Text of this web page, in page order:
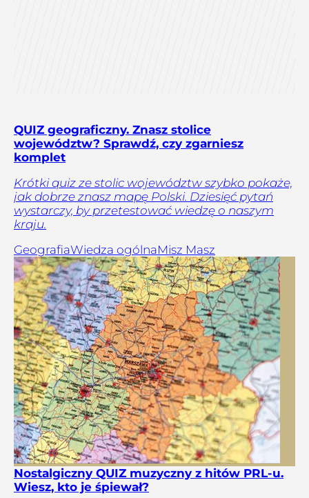
QUIZ geograficzny. Znasz stolice
województw? Sprawdź, czy zgarniesz
komplet
Krótki quiz ze stolic województw szybko pokaże,
jak dobrze znasz mapę Polski. Dziesięć pytań
wystarczy, by przetestować wiedzę o naszym
kraju.
GeografiaWiedza ogólnaMisz Masz
Nostalgiczny QUIZ muzyczny z hitów PRL-u.
Wiesz, kto je śpiewał?